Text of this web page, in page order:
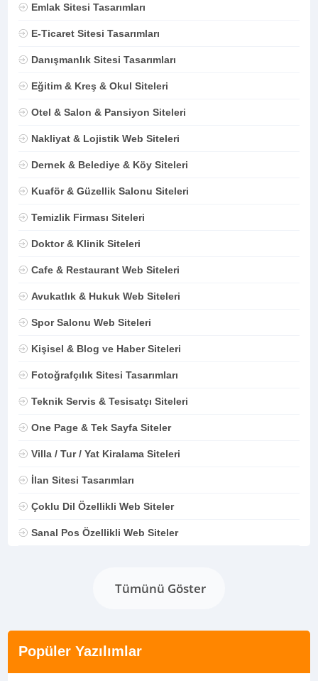
Emlak Sitesi Tasarımları
E-Ticaret Sitesi Tasarımları
Danışmanlık Sitesi Tasarımları
Eğitim & Kreş & Okul Siteleri
Otel & Salon & Pansiyon Siteleri
Nakliyat & Lojistik Web Siteleri
Dernek & Belediye & Köy Siteleri
Kuaför & Güzellik Salonu Siteleri
Temizlik Firması Siteleri
Doktor & Klinik Siteleri
Cafe & Restaurant Web Siteleri
Avukatlık & Hukuk Web Siteleri
Spor Salonu Web Siteleri
Kişisel & Blog ve Haber Siteleri
Fotoğrafçılık Sitesi Tasarımları
Teknik Servis & Tesisatçı Siteleri
One Page & Tek Sayfa Siteler
Villa / Tur / Yat Kiralama Siteleri
İlan Sitesi Tasarımları
Çoklu Dil Özellikli Web Siteler
Sanal Pos Özellikli Web Siteler
Tümünü Göster
Popüler Yazılımlar